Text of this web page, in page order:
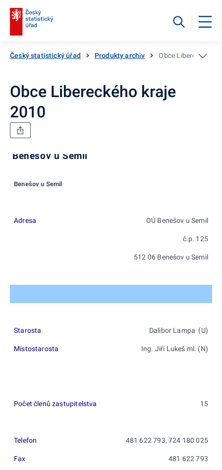
Český statistický úřad Produkty archiv Obce Libereckého
Obce Libereckého kraje
2010
Benešov u Semil
Benešov u Semil
Adresa OÚ Benešov u Semil
č.p. 125
512 06 Benešov u Semil
Starosta Dalibor Lampa (U)
Místostarosta Ing. Jiří Lukeš ml. (N)
Počet členů zastupitelstva 15
Telefon 481 622 793, 724 180 025
Fax 481 622 793